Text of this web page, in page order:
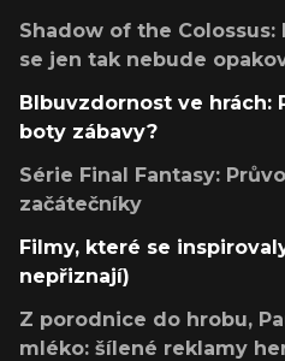
Shadow of the
se jen tak nebude
Blbuvzdornost ve hrách:
boty zábavy?
Série Final Fantasy:
začátečníky
Filmy, které se
nepřiznají)
Z porodnice do hrobu,
mléko: šílené reklamy